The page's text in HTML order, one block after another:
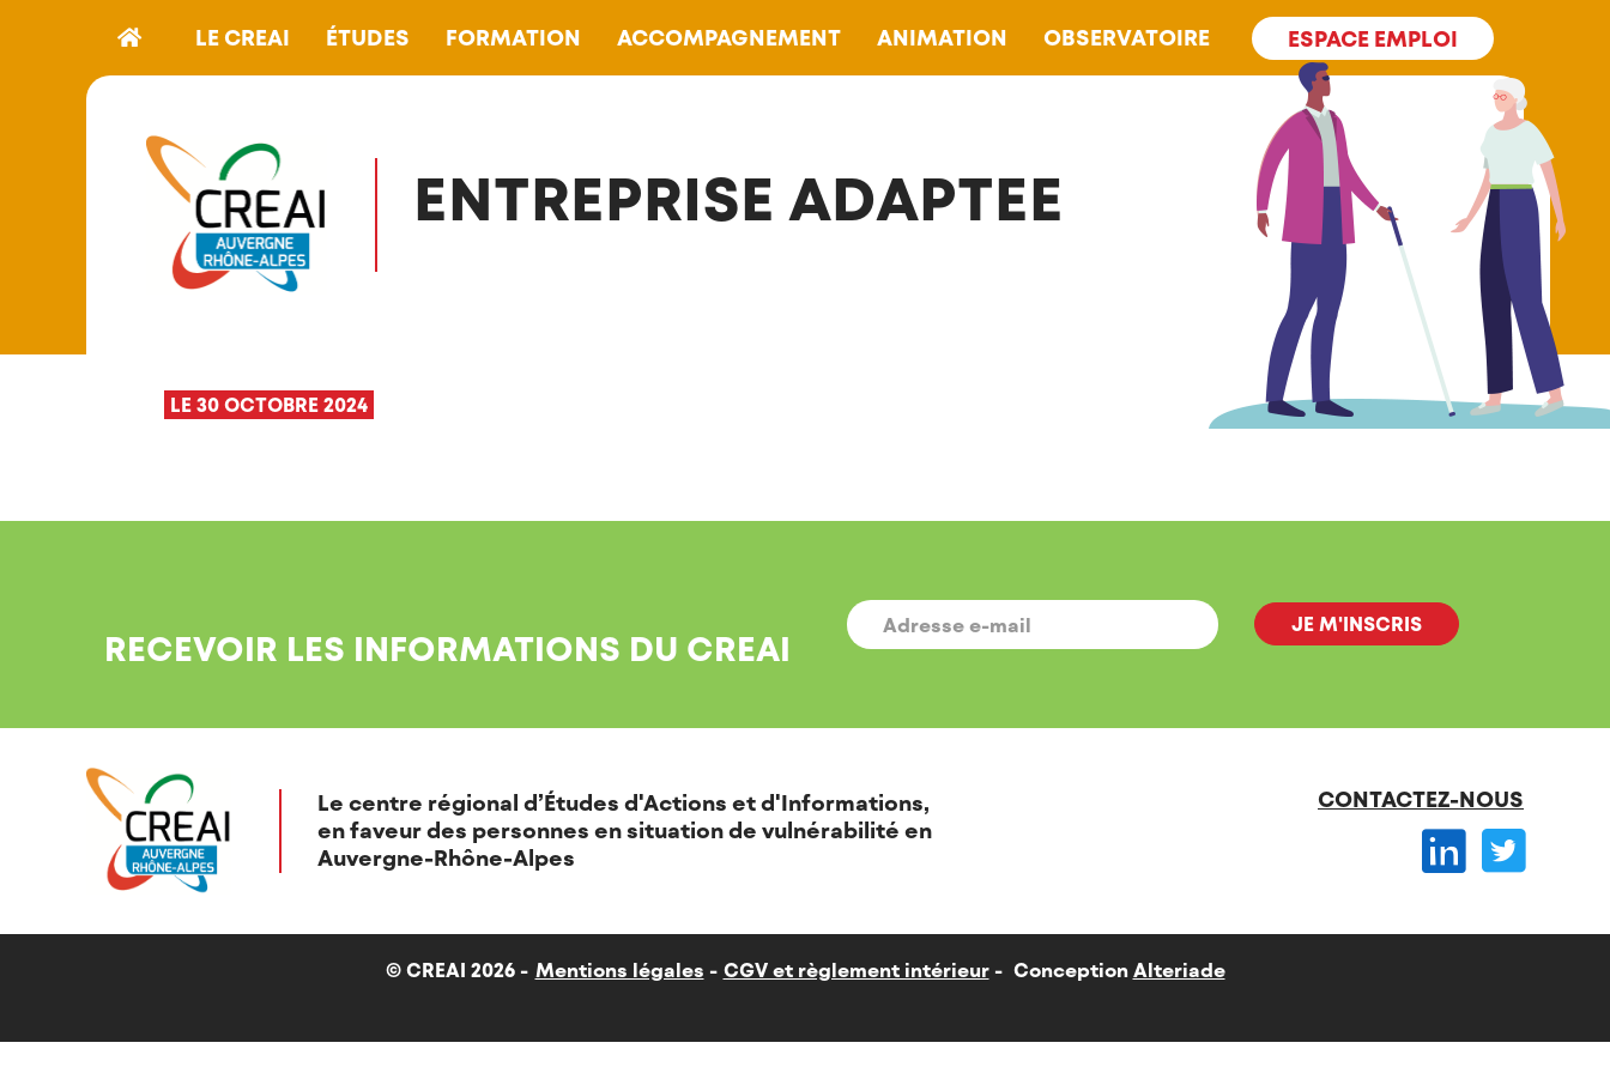
LE CREAI ÉTUDES FORMATION ACCOMPAGNEMENT ANIMATION OBSERVATOIRE ESPACE EMPLOI
ENTREPRISE ADAPTEE
LE 30 OCTOBRE 2024
RECEVOIR LES INFORMATIONS DU CREAI
E-
MAIL *
Le centre régional d’Études d'Actions et d'Informations,
en faveur des personnes en situation de vulnérabilité en
Auvergne-Rhône-Alpes
CONTACTEZ-NOUS
© CREAI 2026 - Mentions légales CGV et règlement intérieur Conception Alteriade